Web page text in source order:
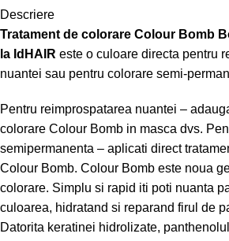
Descriere
Tratament de colorare Colour Bomb
la IdHAIR este o culoare directa pentru
nuantei sau pentru colorare semi-
Pentru reimprospatarea nuantei –
colorare Colour Bomb in masca dvs.
semipermanenta – aplicati direct
Colour Bomb. Colour Bomb este noua
colorare. Simplu si rapid iti poti nuanta
culoarea, hidratand si reparand firul de
Datorita keratinei hidrolizate,